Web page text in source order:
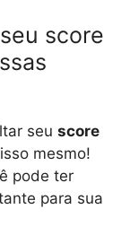
score
seu score
mesmo!
pode ter
para sua